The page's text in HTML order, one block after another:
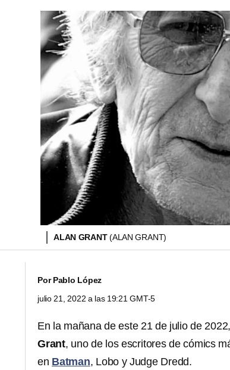
ALAN GRANT(ALAN GRANT)
PorPablo López
julio 21, 2022 a las 19:21 GMT-5
En la mañana de este 21 de julio de
Grant, uno de los escritores de cómics
en Batman, Lobo y Judge Dredd.